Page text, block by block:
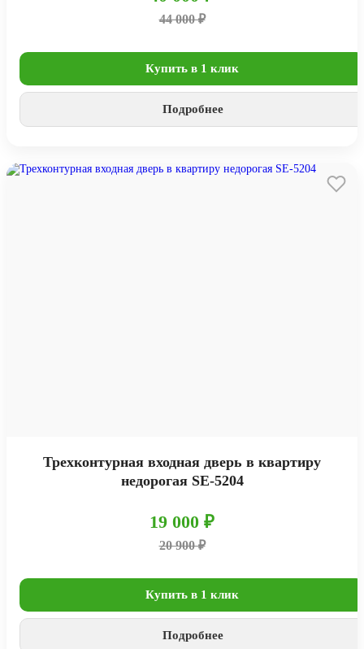
44 000 ₽
Купить в 1 клик
Подробнее
Трехконтурная входная дверь в квартиру
недорогая SE-5204
19 000 ₽
20 900 ₽
Купить в 1 клик
Подробнее